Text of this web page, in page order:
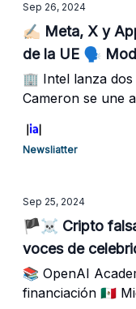
Sep 26, 2024
✍🏻 Meta, X y
de la UE 🗣️
🏢 Intel lanza
Cameron se une
Newsliatter
Sep 25, 2024
🏴‍☠️ Cripto
voces de
📚 OpenAI
financiación 🇲🇽